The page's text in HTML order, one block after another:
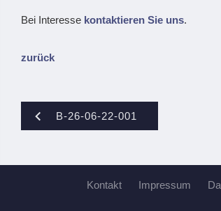
Bei Interesse kontaktieren Sie uns.
zurück
B-26-06-22-001
Kontakt Impressum